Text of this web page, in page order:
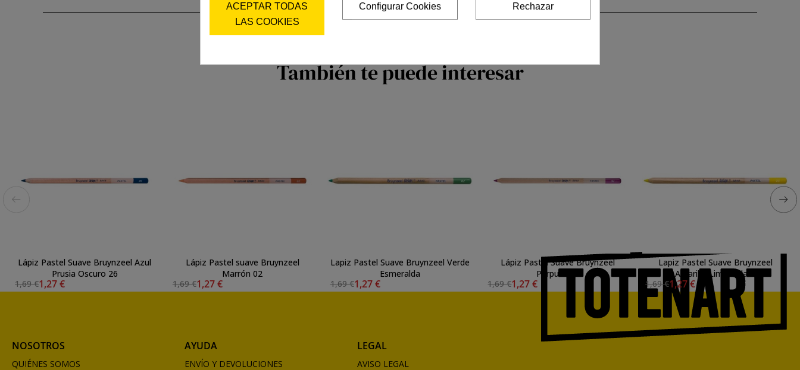
También te puede interesar
Lápiz Pastel Suave Bruynzeel Azul
Prusia Oscuro 26
1,69 €1,27 €
Lápiz Pastel suave Bruynzeel
Marrón 02
1,69 €1,27 €
Lapiz Pastel Suave Bruynzeel Verde
Esmeralda
1,69 €1,27 €
Lápiz Pastel Suave Bruynzeel
Púrpura 92
1,69 €1,27 €
Lapiz Pastel Suave Bruynzeel
Amarillo Limon Claro
1,69 €1,27 €
NOSOTROS
QUIÉNES SOMOS
AYUDA
ENVÍO Y DEVOLUCIONES
LEGAL
AVISO LEGAL
ACEPTAR TODAS
LAS COOKIES
Configurar Cookies Rechazar